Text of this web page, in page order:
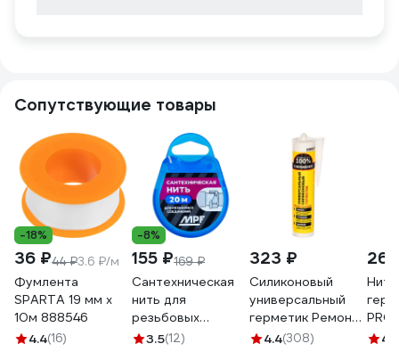
Сопутствующие товары
-18%
36 ₽44 ₽3.6 ₽/м
Фумлента
SPARTA 19 мм х
10м 888546
4.4(16)
-8%
155 ₽169 ₽
Сантехническая
нить для
резьбовых
соединений MPF
3.5(12)
323 ₽
Силиконовый
универсальный
герметик Ремонт
на 100%
4.4(308) 4.3